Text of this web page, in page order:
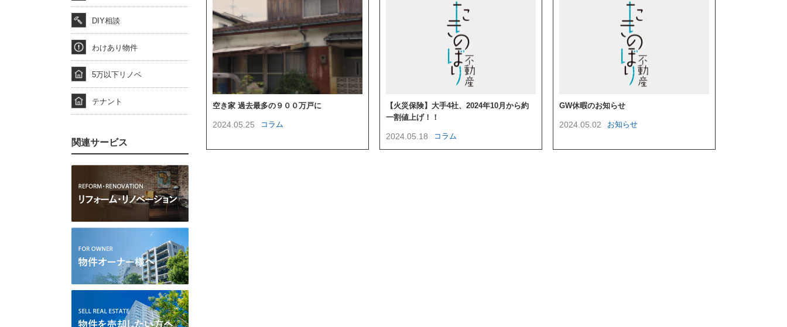
空き家 過去最多の９００万戸に
2024.05.25 コラム
【火災保険】大手4社、2024年10月から約
一割値上げ！！
2024.05.18 コラム
GW休暇のお知らせ
2024.05.02 お知らせ
DIY相談
わけあり物件
5万以下リノベ
テナント
関連サービス